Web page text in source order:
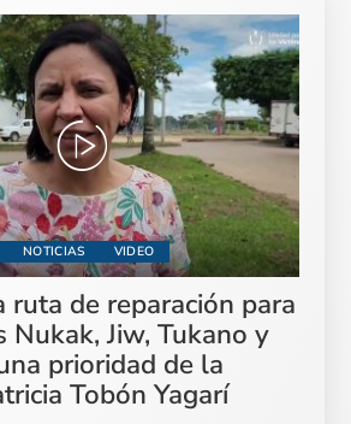
NOTICIAS VIDEO
ruta de reparación para
Nukak, Jiw, Tukano y
prioridad de la
Tobón Yagarí